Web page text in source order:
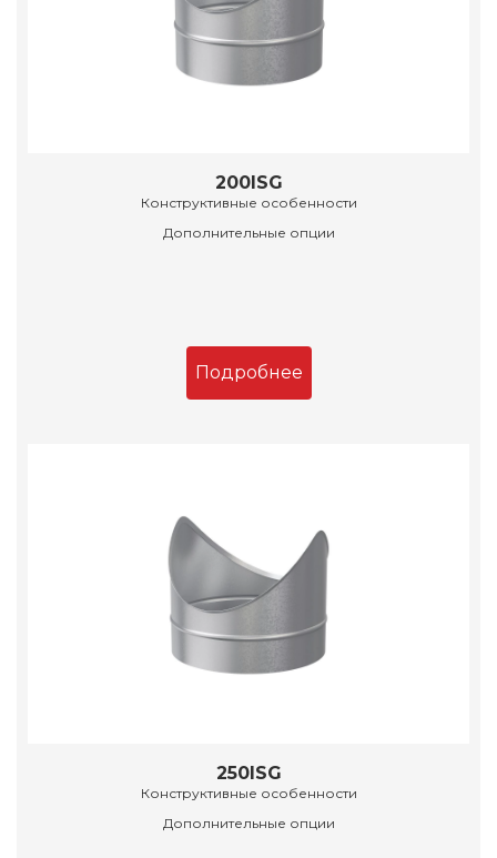
200ISG
Конструктивные особенности
Дополнительные опции
Подробнее
250ISG
Конструктивные особенности
Дополнительные опции